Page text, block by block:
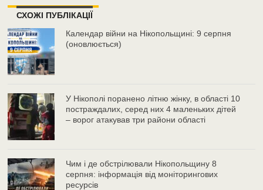
СХОЖІ ПУБЛІКАЦІЇ
Календар війни на Нікопольщині: 9 серпня
(оновлюється)
У Нікополі поранено літню жінку, в області 10
постраждалих, серед них 4 маленьких дітей
– ворог атакував три райони області
Чим і де обстрілювали Нікопольщину 8
серпня: інформація від моніторингових
ресурсів